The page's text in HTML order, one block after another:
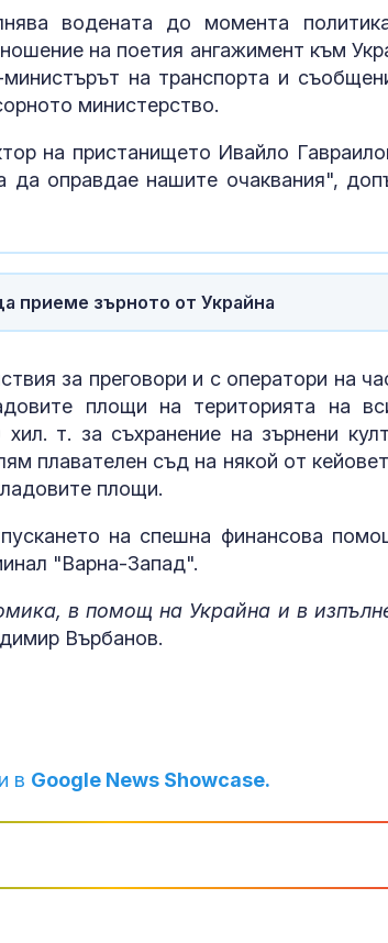
водената до момента
на поетия ангажимент към
на транспорта и
министерство.
на пристанището Ивайло
да оправдае нашите очаквания",
приеме зърното от Украйна
за преговори и с оператори на
площи на територията на
т. за съхранение на зърнени
плавателен съд на някой от
площи.
на спешна финансова
"Варна-Запад".
в помощ на Украйна и в
Върбанов.
в Google News Showcase.
Безмер, US
самолетите и
скараха
Каракачанов
До какви
горещините?